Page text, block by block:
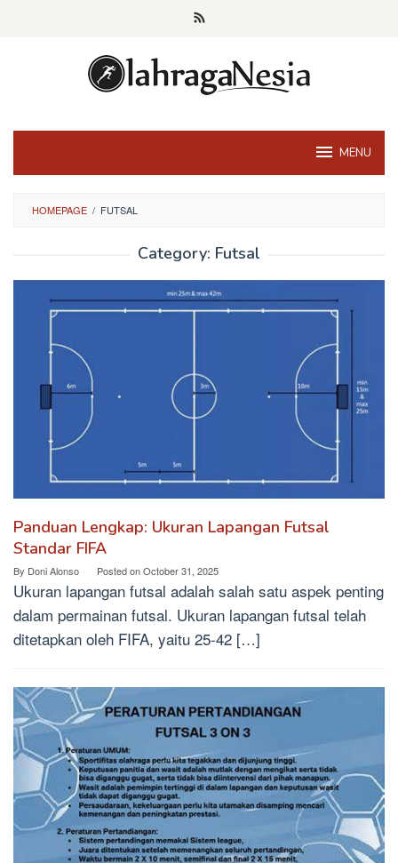
MENU
HOMEPAGE / FUTSAL
Category: Futsal
Panduan Lengkap: Ukuran Lapangan Futsal
Standar FIFA
By Doni Alonso Posted onOctober 31, 2025
Ukuran lapangan futsal adalah salah satu aspek penting
dalam permainan futsal. Ukuran lapangan futsal telah
ditetapkan oleh FIFA, yaitu 25-42 […]